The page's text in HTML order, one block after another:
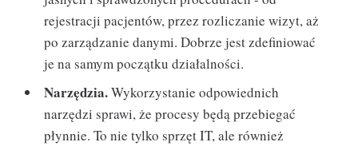
rejestracji pacjentów, przez rozliczanie wizyt, aż
po zarządzanie danymi. Dobrze jest zdefiniować
je na samym początku działalności.
Narzędzia.Wykorzystanie odpowiednich
narzędzi sprawi, że procesy będą przebiegać
płynnie. To nie tylko sprzęt IT, ale również